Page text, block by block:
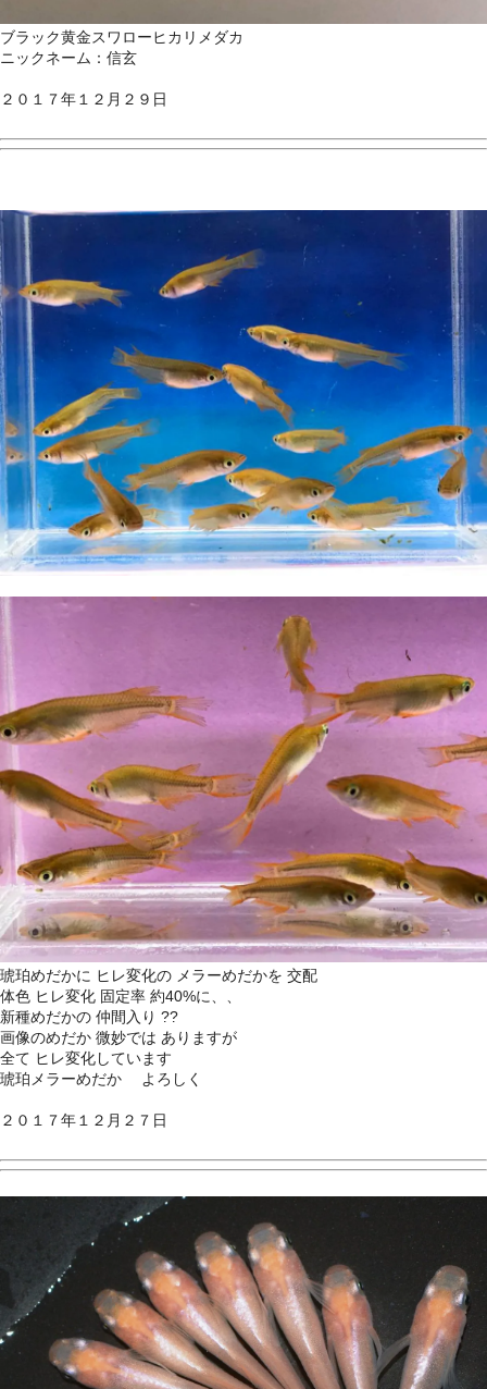
ブラック黄金スワローヒカリメダカ
ニックネーム：信玄
２０１７年１２月２９日
琥珀めだかに ヒレ変化の メラーめだかを 交配
体色 ヒレ変化 固定率 約40%に、、
新種めだかの 仲間入り ??
画像のめだか 微妙では ありますが
全て ヒレ変化しています
琥珀メラーめだか よろしく
２０１７年１２月２７日